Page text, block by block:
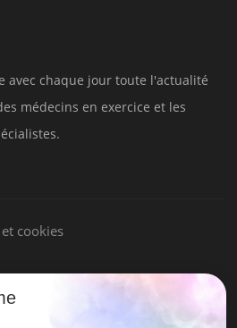
avec chaque jour toute l'actualité
médecins en exercice et les
cookies